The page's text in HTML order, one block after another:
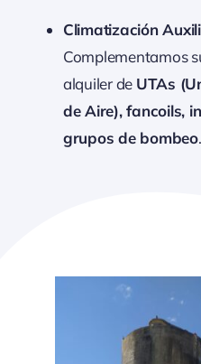
Climatización
Complementamos
alquiler de UTAs
de Aire), fancoils,
grupos de bombeo.